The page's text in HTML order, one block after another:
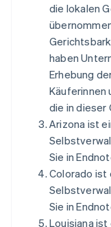
die lokalen
haben
Erhebung
Käuferinnen
die in dieser
Arizona ist
Sie in
Colorado ist
Sie in
Louisiana